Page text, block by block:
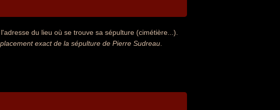
du lieu où se trouve sa sépulture (cimétière...).
exact de la sépulture de Pierre Sudreau